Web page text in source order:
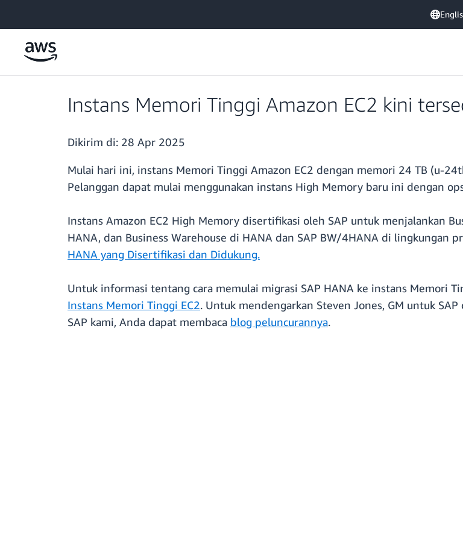
Instans Memori Tinggi Amazon EC2 kini
Dikirim di: 28 Apr 2025
Mulai hari ini, instans Memori Tinggi Amazon EC2 dengan memori 24 TB (u-
Pelanggan dapat mulai menggunakan instans High Memory baru ini dengan
Instans Amazon EC2 High Memory disertifikasi oleh SAP untuk menjalankan
HANA, dan Business Warehouse di HANA dan SAP BW/4HANA di lingkungan
HANA yang Disertifikasi dan Didukung.
Untuk informasi tentang cara memulai migrasi SAP HANA ke instans Memori
Instans Memori Tinggi EC2. Untuk mendengarkan Steven Jones, GM untuk
SAP kami, Anda dapat membaca blog peluncurannya.